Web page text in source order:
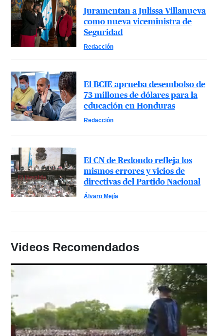
Juramentan a Julissa Villanueva
como nueva viceministra de
Seguridad
Redacción
El BCIE aprueba desembolso de
73 millones de dólares para la
educación en Honduras
Redacción
El CN de Redondo refleja los
mismos errores y vicios de
directivas del Partido Nacional
Álvaro Mejía
Videos Recomendados